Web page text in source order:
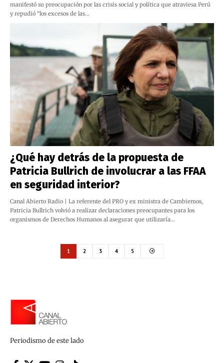
manifestó su preocupación por las crisis social y política que atraviesa Perú
y repudió “los excesos de las…
¿Qué hay detrás de la propuesta de
Patricia Bullrich de involucrar a las FFAA
en seguridad interior?
Canal Abierto Radio | La referente del PRO y ex ministra de Cambiemos,
Patricia Bullrich volvió a realizar declaraciones preocupantes para los
organismos de Derechos Humanos al asegurar que utilizaría…
1 2 3 4 5
Periodismo de este lado